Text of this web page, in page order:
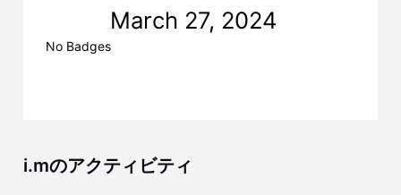
March 27, 2024
No Badges
i.mのアクティビティ